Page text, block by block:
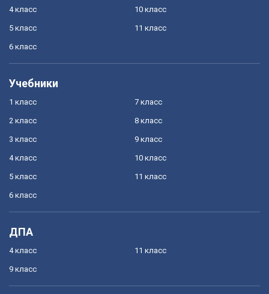
4 класс
5 класс
6 класс
10 класс
11 класс
Учебники
1 класс
2 класс
3 класс
4 класс
5 класс
6 класс
7 класс
8 класс
9 класс
10 класс
11 класс
ДПА
4 класс
9 класс
11 класс